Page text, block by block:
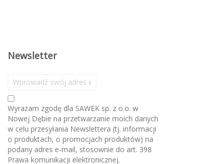
Newsletter
b
s
k
r
y
b
u
Wyrażam zgodę dla SAWEK sp. z o.o. w
Nowej Dębie na przetwarzanie moich danych
w celu przesyłania Newslettera (tj. informacji
o produktach, o promocjach produktów) na
podany adres e-mail, stosownie do art. 398
Prawa komunikacji elektronicznej.